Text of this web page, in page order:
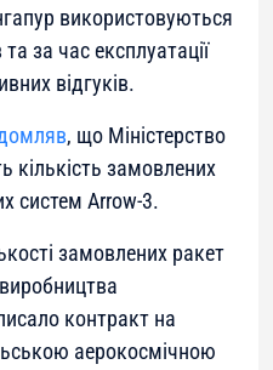
використовуються
за час експлуатації
відгуків.
, що Міністерство
кількість замовлених
систем Arrow-3.
замовлених ракет
контракт на
аерокосмічною